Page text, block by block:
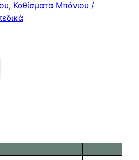
, Καθίσματα Μπάνιου /